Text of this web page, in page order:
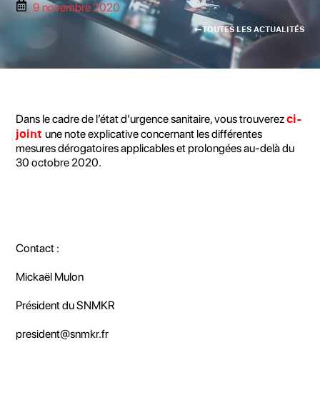
9 novembre 2020
TOUTES LES ACTUALITÉS
Dans le cadre de l’état d’urgence sanitaire, vous trouverezci-
joint une note explicative concernant les différentes
mesures dérogatoires applicables et prolongées au-delà du
30 octobre 2020.
Contact :
Mickaël Mulon
Président du SNMKR
president@snmkr.fr